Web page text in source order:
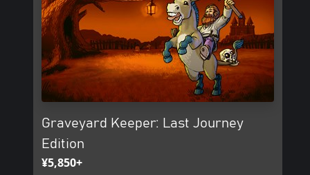
Graveyard Keeper: Last Journey
Edition
¥5,850+